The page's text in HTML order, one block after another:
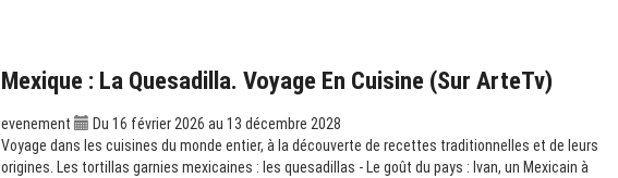
Mexique : La Quesadilla. Voyage En Cuisine (sur ArteTv)
evenement
Du 16 février 2026 au 13 décembre 2028
Voyage dans les cuisines du monde entier, à la découverte de recettes traditionnelles et de leurs
origines. Les tortillas garnies mexicaines : les quesadillas - Le goût du pays : Ivan, un Mexicain à